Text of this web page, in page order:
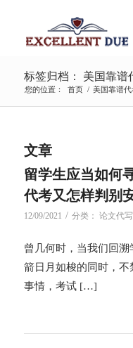
标签归档： 美国靠谱
您的位置： 首页 / 美国靠谱代
文章
留学生应当如何
代考又怎样判别
12/09/2021 / 分类： 论文代
曾几何时，当我们回
箭日月如梭的同时，
事情，考试 […]